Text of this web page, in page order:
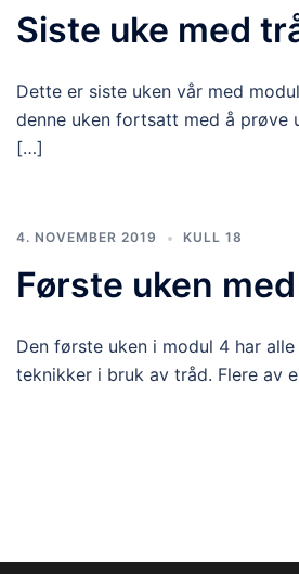
Siste uke med
Dette er siste uken vår med
denne uken fortsatt med å prøve
[…]
4. NOVEMBER 2019 KULL 18
Første uken
Den første uken i modul 4 har
teknikker i bruk av tråd. Flere av